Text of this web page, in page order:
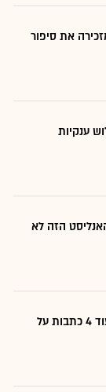
את סיפור
שלוש ענקיות
הזה לא
הקאמבק של אלטשולר שחם ביוני – ועוד 4 כתבות על